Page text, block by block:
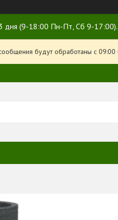
дня (9-18:00 Пн-Пт, Сб 9-17:00).
будут обработаны с